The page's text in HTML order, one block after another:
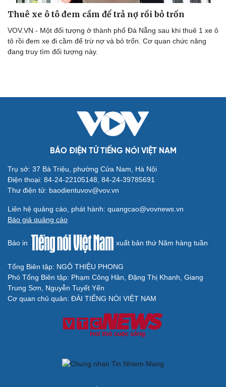
Thuê xe ô tô đem cầm để trả nợ rồi bỏ trốn
VOV.VN - Một đối tượng ở thành phố Đà Nẵng sau khi thuê 1 xe ô
tô rồi đem xe đi cầm để trừ nợ và bỏ trốn. Cơ quan chức năng
đang truy tìm đối tượng này.
BÁO ĐIỆN TỬ TIẾNG NÓI VIỆT NAM
Trụ sở: 37 Bà Triệu, phường Cửa Nam, Hà Nội
Điện thoại: 84-24-22105148, 84-24-39785691
Thư điện tử: baodientuvov@vov.vn
Liên hệ quảng cáo, phát hành: quangcao@vovnews.vn
Báo giá quảng cáo
Báo in xuất bản thứ Năm hàng tuần
Tổng Biên tập: NGÔ THIỆU PHONG
Phó Tổng Biên tập: Phạm Công Hân, Đặng Thị Khanh, Giang
Trung Sơn, Nguyễn Tuyết Yến
Cơ quan chủ quản: ĐÀI TIẾNG NÓI VIỆT NAM